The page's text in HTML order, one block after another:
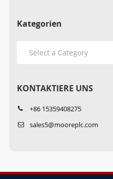
Kategorien
KONTAKTIERE UNS
+86 15359408275
sales5@mooreplc.com